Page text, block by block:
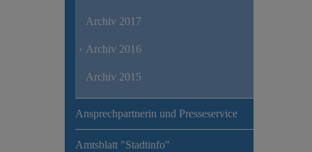
Archiv 2017
Archiv 2016
Archiv 2015
Ansprechpartnerin und Presseservice
Amtsblatt "Stadtinfo"